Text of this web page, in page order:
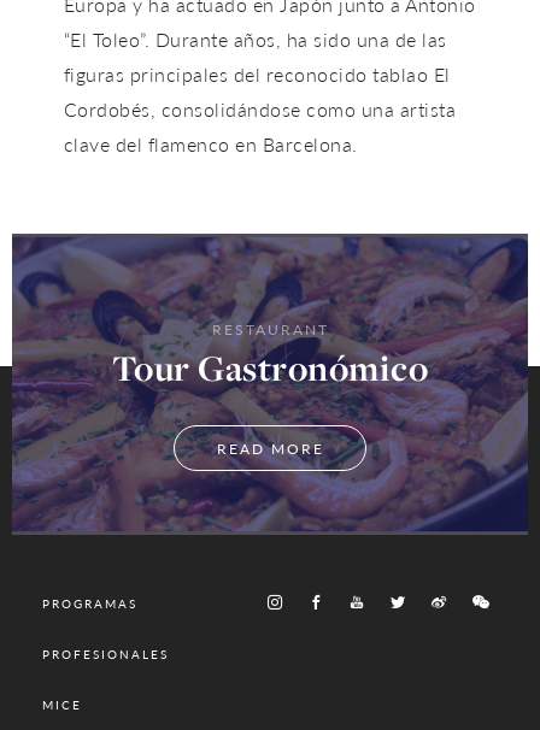
“El Toleo”. Durante años, ha sido una de las
figuras principales del reconocido tablao El
Cordobés, consolidándose como una artista
clave del flamenco en Barcelona.
RESTAURANT
Tour Gastronómico
READ MORE
PROGRAMAS
PROFESIONALES
MICE